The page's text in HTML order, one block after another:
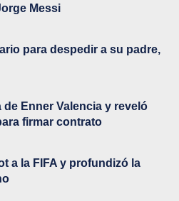
Messi
para despedir a su padre,
Enner Valencia y reveló
firmar contrato
a la FIFA y profundizó la